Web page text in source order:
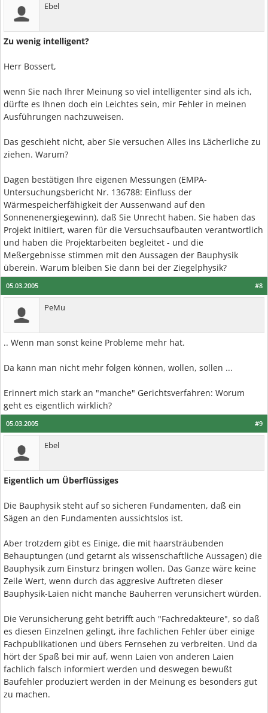
Ebel
Zu wenig intelligent?
Herr Bossert,
wenn Sie nach Ihrer Meinung so viel intelligenter sind als ich,
dürfte es Ihnen doch ein Leichtes sein, mir Fehler in meinen
Ausführungen nachzuweisen.
Das geschieht nicht, aber Sie versuchen Alles ins Lächerliche zu
ziehen. Warum?
Dagen bestätigen Ihre eigenen Messungen (EMPA-
Untersuchungsbericht Nr. 136788: Einfluss der
Wärmespeicherfähigkeit der Aussenwand auf den
Sonnenenergiegewinn), daß Sie Unrecht haben. Sie haben das
Projekt initiiert, waren für die Versuchsaufbauten verantwortlich
und haben die Projektarbeiten begleitet - und die
Meßergebnisse stimmen mit den Aussagen der Bauphysik
überein. Warum bleiben Sie dann bei der Ziegelphysik?
#8
05.03.2005
PeMu
.. Wenn man sonst keine Probleme mehr hat.
Da kann man nicht mehr folgen können, wollen, sollen ...
Erinnert mich stark an "manche" Gerichtsverfahren: Worum
geht es eigentlich wirklich?
#9
05.03.2005
Ebel
Eigentlich um Überflüssiges
Die Bauphysik steht auf so sicheren Fundamenten, daß ein
Sägen an den Fundamenten aussichtslos ist.
Aber trotzdem gibt es Einige, die mit haarsträubenden
Behauptungen (und getarnt als wissenschaftliche Aussagen) die
Bauphysik zum Einsturz bringen wollen. Das Ganze wäre keine
Zeile Wert, wenn durch das aggresive Auftreten dieser
Bauphysik-Laien nicht manche Bauherren verunsichert würden.
Die Verunsicherung geht betrifft auch "Fachredakteure", so daß
es diesen Einzelnen gelingt, ihre fachlichen Fehler über einige
Fachpublikationen und übers Fernsehen zu verbreiten. Und da
hört der Spaß bei mir auf, wenn Laien von anderen Laien
fachlich falsch informiert werden und deswegen bewußt
Baufehler produziert werden in der Meinung es besonders gut
zu machen.